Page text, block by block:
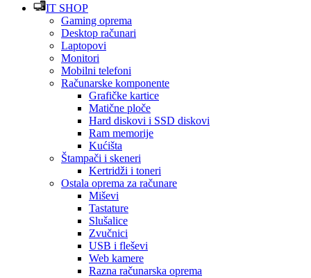
IT SHOP
Gaming oprema
Desktop računari
Laptopovi
Monitori
Mobilni telefoni
Računarske komponente
Grafičke kartice
Matične ploče
Hard diskovi i SSD diskovi
Ram memorije
Kućišta
Štampači i skeneri
Kertridži i toneri
Ostala oprema za računare
Miševi
Tastature
Slušalice
Zvučnici
USB i fleševi
Web kamere
Razna računarska oprema